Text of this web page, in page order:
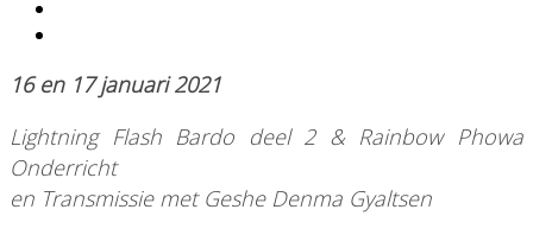
16 en 17 januari 2021
Lightning Flash Bardo deel 2 & Rainbow Phowa
Onderricht
en Transmissie met Geshe Denma Gyaltsen